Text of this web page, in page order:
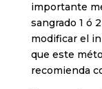
importante
sangrado 1 ó
modificar el
que este
recomienda